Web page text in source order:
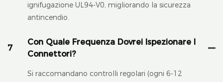
ignifugazione UL94-V0, migliorando la sicurezza
antincendio.
7
Con Quale Frequenza Dovrei Ispezionare I
Connettori?
Si raccomandano controlli regolari (ogni 6-12